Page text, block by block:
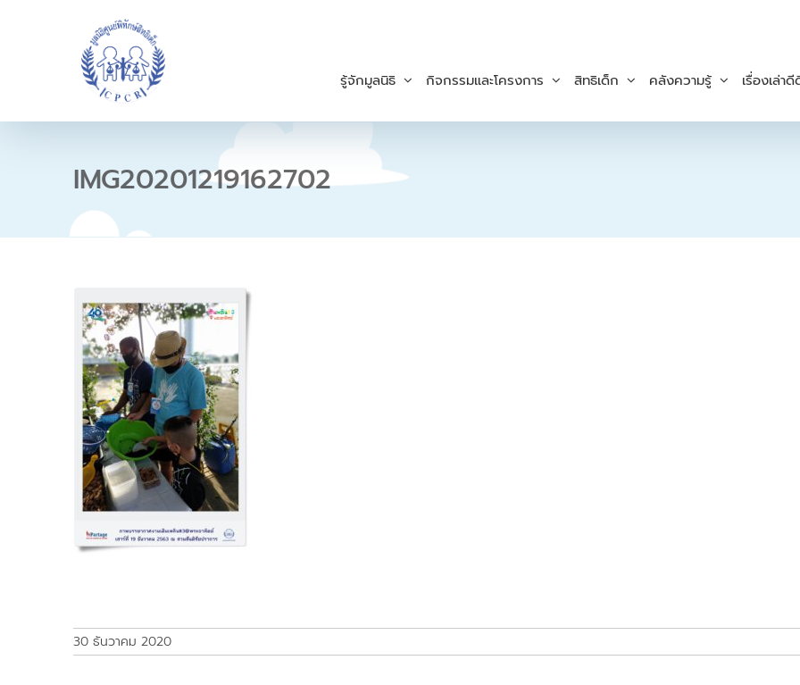
c
t
รู้จักมูลนิธิ กิจกรรมและโครงการ สิทธิเด็ก คลังความรู้ เรื่องเล่า
IMG20201219162702
30 ธันวาคม 2020